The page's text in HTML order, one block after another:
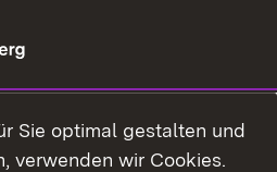
Sie optimal gestalten und
verwenden wir Cookies.